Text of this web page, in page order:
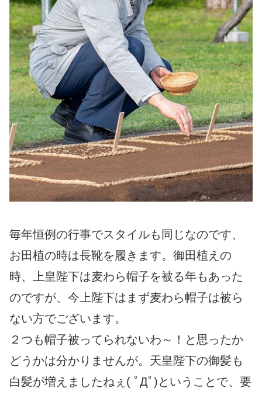
毎年恒例の行事でスタイルも同じなのです、
お田植の時は長靴を履きます。御田植えの
時、上皇陛下は麦わら帽子を被る年もあった
のですが、今上陛下はまず麦わら帽子は被ら
ない方でございます。
２つも帽子被ってられないわ～！と思ったか
どうかは分かりませんが。天皇陛下の御髪も
白髪が増えましたねぇ( ﾟДﾟ)ということで、要